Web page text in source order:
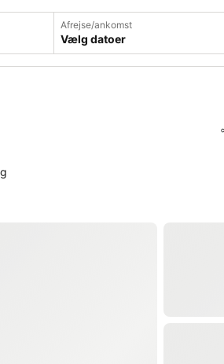
Afrejse/ankomst
Vælg datoer